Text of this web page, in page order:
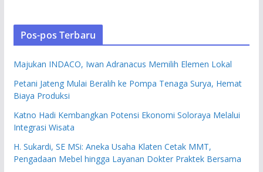
Pos-pos Terbaru
Majukan INDACO, Iwan Adranacus Memilih Elemen Lokal
Petani Jateng Mulai Beralih ke Pompa Tenaga Surya, Hemat
Biaya Produksi
Katno Hadi Kembangkan Potensi Ekonomi Soloraya Melalui
Integrasi Wisata
H. Sukardi, SE MSi: Aneka Usaha Klaten Cetak MMT,
Pengadaan Mebel hingga Layanan Dokter Praktek Bersama